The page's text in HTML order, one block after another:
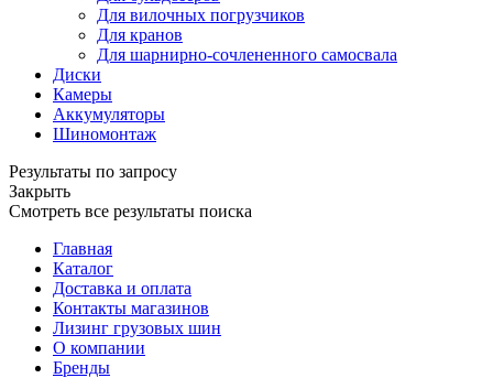
Для вилочных погрузчиков
Для кранов
Для шарнирно-сочлененного самосвала
Диски
Камеры
Аккумуляторы
Шиномонтаж
Результаты по запросу
Закрыть
Смотреть все результаты поиска
Главная
Каталог
Доставка и оплата
Контакты магазинов
Лизинг грузовых шин
О компании
Бренды